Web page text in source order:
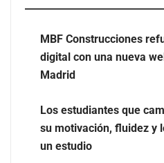
MBF Construcciones
MBF Construcciones
digital con una nueva
Madrid
Los estudiantes que
su motivación, fluidez y
un estudio